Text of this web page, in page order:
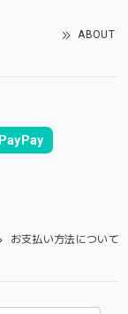
ABOUT
PayPay
お支払い方法について